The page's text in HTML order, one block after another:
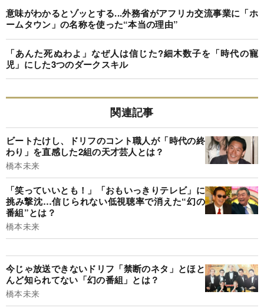
意味がわかるとゾッとする...外務省がアフリカ交流事業に「ホ
ームタウン」の名称を使った“本当の理由”
「あんた死ぬわよ」なぜ人は信じた?細木数子を「時代の寵
児」にした3つのダークスキル
関連記事
ビートたけし、ドリフのコント職人が「時代の終
わり」を直感した2組の天才芸人とは？
橋本未来
「笑っていいとも！」「おもいっきりテレビ」に
挑み撃沈…信じられない低視聴率で消えた“幻の
番組”とは？
橋本未来
今じゃ放送できないドリフ「禁断のネタ」とほと
んど知られてない「幻の番組」とは？
橋本未来